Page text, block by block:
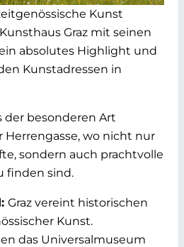
Kunst
Graz mit seinen
absolutes Highlight und
Kunstadressen in
der besonderen Art
wo nicht nur
sondern auch prachtvolle
finden sind.
Graz vereint historischen
Kunst.
das Universalmuseum